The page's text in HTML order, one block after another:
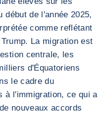
début de l'année 2025,
comme reflétant
La migration est
centrale, les
d'Équatoriens
le cadre du
à l'immigration, ce qui a
nouveaux accords